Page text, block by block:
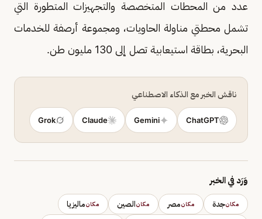
عدد من المحطات المتخصصة والتجهيزات المتطورة التي
تشمل محطتي مناولة الحاويات، ومجموعة أرصفة للخدمات
البحرية، بطاقة استيعابية تصل إلى 130 مليون طن.
ناقش الخبر مع الذكاء الاصطناعي
ChatGPT
Gemini
Claude
Grok
وَرَد في الخبر
مكانجدة مكانمصر مكانالصين مكانماليزيا